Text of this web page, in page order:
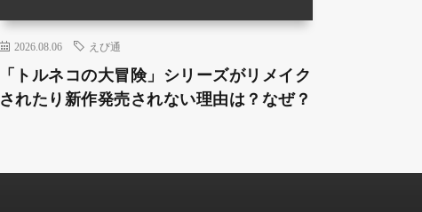
2026.08.06 えび通
「トルネコの大冒険」シリーズがリメイク
されたり新作発売されない理由は？なぜ？